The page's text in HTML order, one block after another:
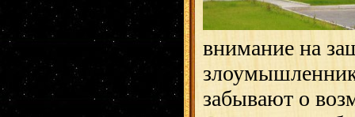
внимание на
забывают о